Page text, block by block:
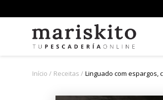
Início Receitas Linguado com espargos,